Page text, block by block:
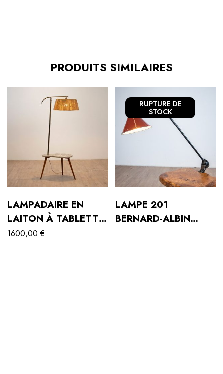
PRODUITS SIMILAIRES
LAMPADAIRE EN
LAITON À TABLETTE
DES ANNÉES 60.
1600,00€
RUPTURE DE
STOCK
LAMPE 201
BERNARD-ALBIN